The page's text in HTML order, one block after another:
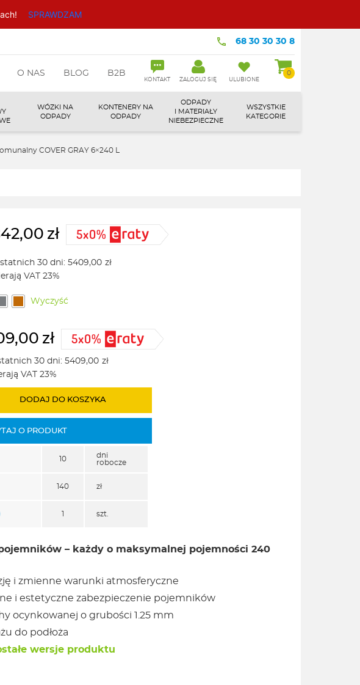
SPRAWDZAM
68 30 30 30 8
O NAS BLOG B2B
KONTAKT ZALOGUJ SIĘ ULUBIONE
0
WÓZKI NA
ODPADY
KONTENERY NA
ODPADY
ODPADY
I MATERIAŁY
NIEBEZPIECZNE
WSZYSTKIE
KATEGORIE
COVER GRAY 6×240 L
zł
30 dni: 5409,00 zł
VAT 23%
Wyczyść
zł
30 dni: 5409,00 zł
VAT 23%
DODAJ DO KOSZYKA
O PRODUKT
10
dni
robocze
140 zł
szt.
– każdy o maksymalnej pojemności 240
i zmienne warunki atmosferyczne
i estetyczne zabezpieczenie pojemników
ocynkowanej o grubości 1.25 mm
do podłoża
wersje produktu